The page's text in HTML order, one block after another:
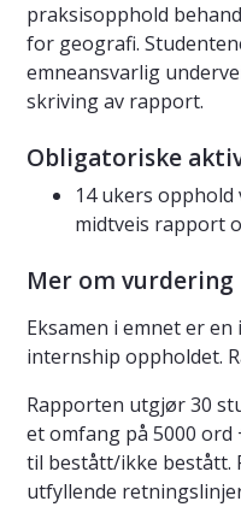
praksisopphold
for geografi.
emneansvarlig
skriving av rapport.
Obligatoriske
14 ukers
midtveis rapport
Mer om vurdering
Eksamen i emnet er
internship oppholdet.
Rapporten utgjør 30
et omfang på 5000 ord
til bestått/ikke bestått.
utfyllende